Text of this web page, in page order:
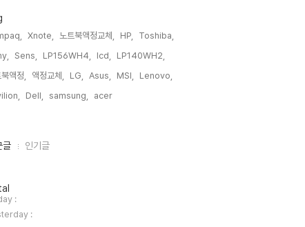
Xnote, 노트북액정교체, HP,
Toshiba,
Sens, LP156WH4, lcd,
LP140WH2,
액정,
액정교체, LG, Asus, MSI,
Lenovo,
Dell, samsung, acer,
글 인기글
:
: